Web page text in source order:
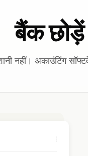
बैंक
नहीं। अकाउंटिंग
⋮